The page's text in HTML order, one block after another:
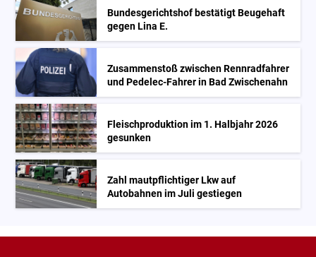
Bundesgerichtshof bestätigt Beugehaft
gegen Lina E.
Zusammenstoß zwischen Rennradfahrer
und Pedelec-Fahrer in Bad Zwischenahn
Fleischproduktion im 1. Halbjahr 2026
gesunken
Zahl mautpflichtiger Lkw auf
Autobahnen im Juli gestiegen